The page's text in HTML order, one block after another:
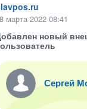
18 марта 2022 08:41
новый
Сергей